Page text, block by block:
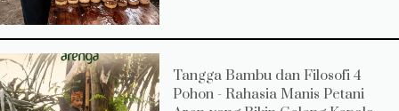
Tangga Bambu dan Filosofi 4
Pohon - Rahasia Manis Petani